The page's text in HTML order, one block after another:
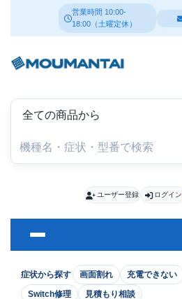
営業時間 10:00-
18:00（土曜定休）
症状から探す 画面割れ 充電できない
Switch修理
見積もり相談
ユーザー登録 ログイン